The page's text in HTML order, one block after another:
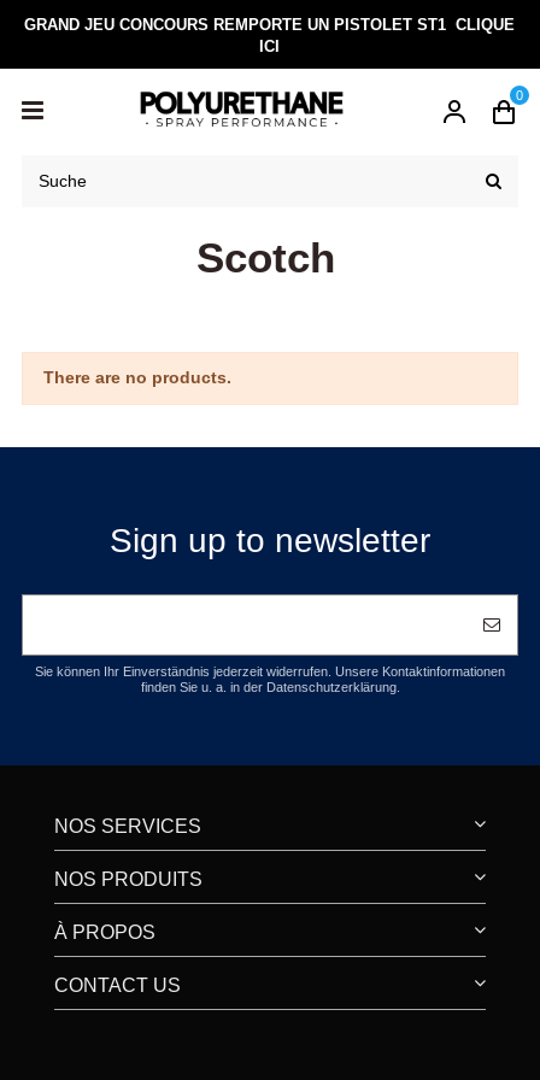
GRAND JEU CONCOURS REMPORTE UN PISTOLET ST1CLIQUE
ICI
0
Scotch
There are no products.
Sign up to newsletter
Sie können Ihr Einverständnis jederzeit widerrufen. Unsere Kontaktinformationen
finden Sie u. a. in der Datenschutzerklärung.
NOS SERVICES
NOS PRODUITS
À PROPOS
CONTACT US